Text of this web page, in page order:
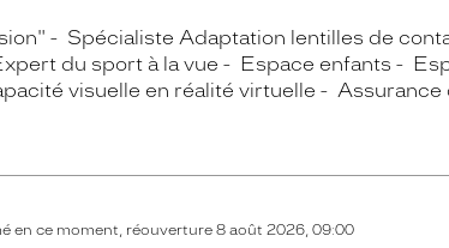
Spécialiste Adaptation lentilles de
du sport à la vue Espace enfants
visuelle en réalité virtuelle Assurance
en ce moment, réouverture 8 août 2026, 09:00